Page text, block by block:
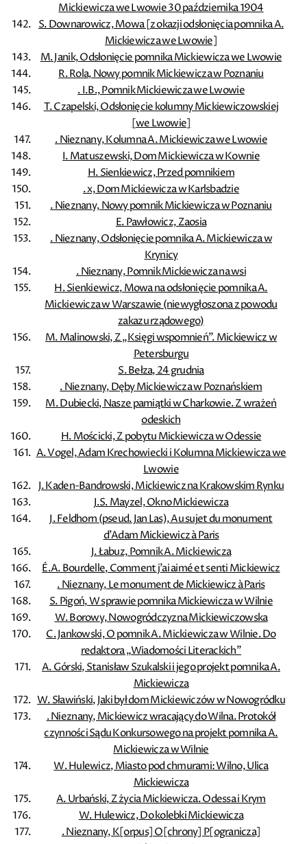
Mickiewicza we Lwowie 30 października 1904
S. Downarowicz, Mowa [z okazji odsłonięcia pomnika A.
Mickiewicza we Lwowie]
M. Janik, Odsłonięcie pomnika Mickiewicza we Lwowie
R. Rola, Nowy pomnik Mickiewicza w Poznaniu
. I.B., Pomnik Mickiewicza we Lwowie
T. Czapelski, Odsłonięcie kolumny Mickiewiczowskiej
[we Lwowie]
. Nieznany, Kolumna A. Mickiewicza we Lwowie
I. Matuszewski, Dom Mickiewicza w Kownie
H. Sienkiewicz, Przed pomnikiem
. x, Dom Mickiewicza w Karlsbadzie
. Nieznany, Nowy pomnik Mickiewicza w Poznaniu
E. Pawłowicz, Zaosia
. Nieznany, Odsłonięcie pomnika A. Mickiewicza w
Krynicy
. Nieznany, Pomnik Mickiewicza na wsi
H. Sienkiewicz, Mowa na odsłonięcie pomnika A.
Mickiewicza w Warszawie (niewygłoszona z powodu
zakazu rządowego)
M. Malinowski, Z „Księgi wspomnień”. Mickiewicz w
Petersburgu
S. Bełza, 24 grudnia
. Nieznany, Dęby Mickiewicza w Poznańskiem
M. Dubiecki, Nasze pamiątki w Charkowie. Z wrażeń
odeskich
H. Mościcki, Z pobytu Mickiewicza w Odessie
A. Vogel, Adam Krechowiecki i Kolumna Mickiewicza we
Lwowie
J. Kaden-Bandrowski, Mickiewicz na Krakowskim Rynku
J.S. Mayzel, Okno Mickiewicza
J. Feldhorn (pseud. Jan Las), Au sujet du monument
d'Adam Mickiewicz à Paris
J. Łabuz, Pomnik A. Mickiewicza
É.A. Bourdelle, Comment j'ai aimé et senti Mickiewicz
. Nieznany, Le monument de Mickiewicz à Paris
S. Pigoń, W sprawie pomnika Mickiewicza w Wilnie
W. Borowy, Nowogródczyzna Mickiewiczowska
C. Jankowski, O pomnik A. Mickiewicza w Wilnie. Do
redaktora „Wiadomości Literackich”
A. Górski, Stanisław Szukalski i jego projekt pomnika A.
Mickiewicza
W. Sławiński, Jaki był dom Mickiewiczów w Nowogródku
. Nieznany, Mickiewicz wracający do Wilna. Protokół
czynności Sądu Konkursowego na projekt pomnika A.
Mickiewicza w Wilnie
W. Hulewicz, Miasto pod chmurami: Wilno, Ulica
Mickiewicza
A. Urbański, Z życia Mickiewicza. Odessa i Krym
W. Hulewicz, Do kolebki Mickiewicza
. Nieznany, K[orpus] O[chrony] P[ogranicza]